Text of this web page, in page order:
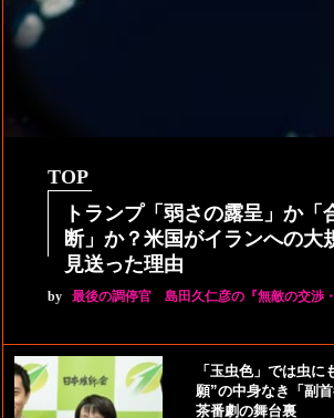
TOP
トランプ「弱さの露呈」か「
断」か？米国がイランへの大
見送った理由
by 最後の調停官 島田久仁彦の『無敵の交渉
「玉虫色」では虫に
願”の中身なき「副
茶番劇の舞台裏